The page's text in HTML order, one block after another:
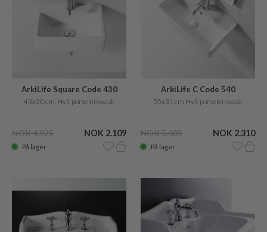
ArkiLife Square Code 430
43x30 cm, Hvit porselensvask
NOK 4.925 NOK 2.109
På lager
ArkiLife C Code 540
55x31 cm Hvit porselensvask
NOK 5.605 NOK 2.310
På lager